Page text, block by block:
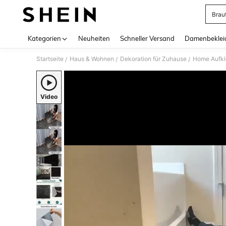
Kategorien Neuheiten Schneller Versand
Startseite / Haus & Wohnen / Dekoration für Zuhause / Home
Video